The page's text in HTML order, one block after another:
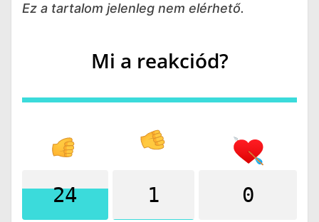
Ez a tartalom jelenleg nem elérhető.
Mi a reakciód?
24 1 0